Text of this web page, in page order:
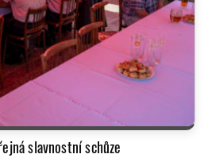
slavnostní schůze